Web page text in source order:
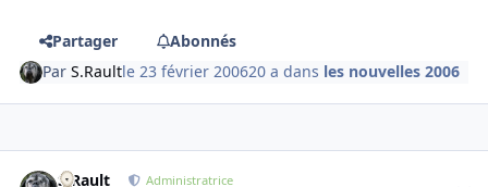
Partager
Abonnés
ParS.Raultle 23 février 200620 a dans les nouvelles 2006
S.Rault Administratrice